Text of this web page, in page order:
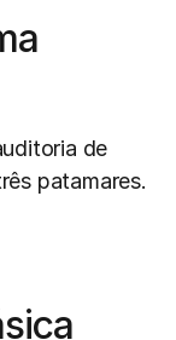
de
patamares.